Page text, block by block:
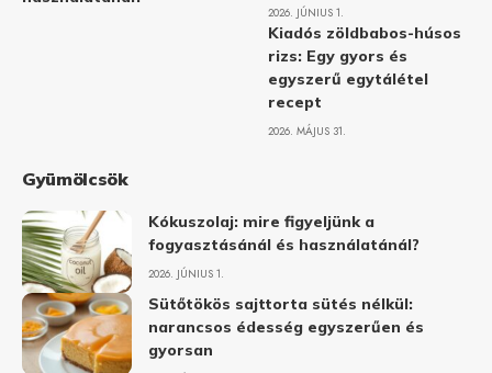
2026. JÚNIUS 1.
Kiadós zöldbabos-húsos
rizs: Egy gyors és
egyszerű egytálétel
recept
2026. MÁJUS 31.
Gyümölcsök
Kókuszolaj: mire figyeljünk a
fogyasztásánál és használatánál?
2026. JÚNIUS 1.
Sütőtökös sajttorta sütés nélkül:
narancsos édesség egyszerűen és
gyorsan